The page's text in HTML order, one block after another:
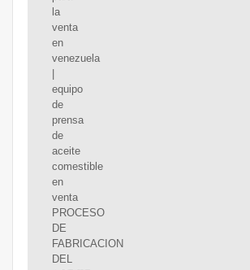
la
venta
en
venezuela
equipo
de
prensa
de
aceite
comestible
en
venta
PROCESO
DE
FABRICACION
DEL